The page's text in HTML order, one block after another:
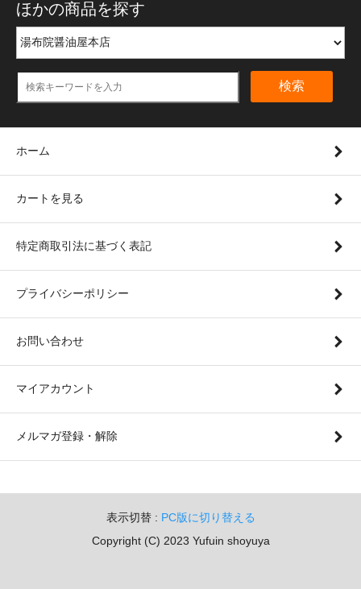
ほかの商品を探す
検索
ホーム
カートを見る
特定商取引法に基づく表記
プライバシーポリシー
お問い合わせ
マイアカウント
メルマガ登録・解除
表示切替 : PC版に切り替える
Copyright (C) 2023 Yufuin shoyuya